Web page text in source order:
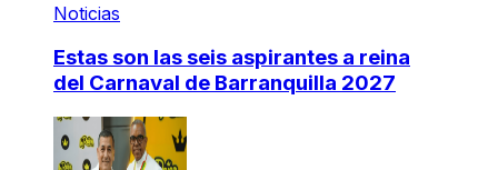
Noticias
Estas son las seis aspirantes a reina
del Carnaval de Barranquilla 2027